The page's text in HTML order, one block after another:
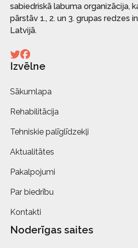
sabiedriskā labuma organizācija,
pārstāv 1., 2. un 3. grupas redzes
Latvijā.
Izvēlne
Sākumlapa
Rehabilitācija
Tehniskie palīglīdzekļi
Aktualitātes
Pakalpojumi
Par biedrību
Kontakti
Noderīgas saites